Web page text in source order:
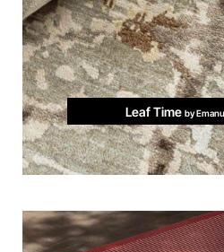
Leaf Time by